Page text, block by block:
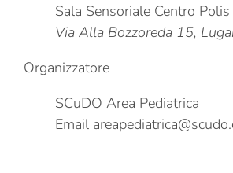
Sala Sensoriale Centro Polis
Via Alla Bozzoreda 15,
Organizzatore
SCuDO Area Pediatrica
Email